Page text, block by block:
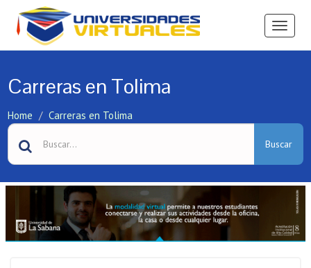
Ver
Carreras en Tolima
Home Carreras en Tolima
Buscar